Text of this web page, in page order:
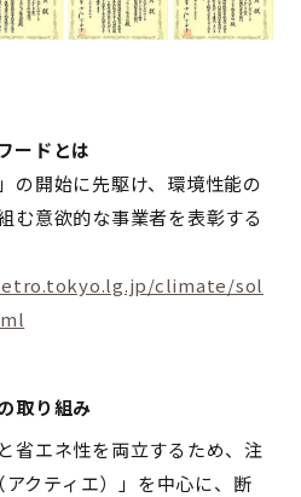
ードとは
の開始に先駆け、環境性能の
む意欲的な事業者を表彰する
climate/sol
取り組み
省エネ性を両立するため、注
クティエ）」を中心に、断